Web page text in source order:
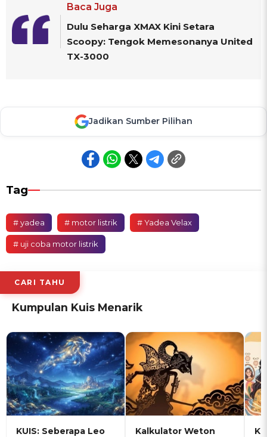
Baca Juga
Dulu Seharga XMAX Kini Setara
Scoopy: Tengok Memesonanya United
TX-3000
Jadikan Sumber Pilihan
Tag
# yadea # motor listrik # Yadea Velax
# uji coba motor listrik
CARI TAHU
Kumpulan Kuis Menarik
KUIS: Seberapa Leo
Kalkulator Weton